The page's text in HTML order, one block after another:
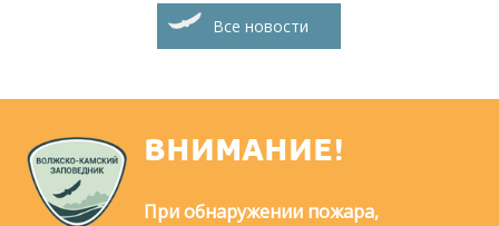
Все новости
ВНИМАНИЕ!
При обнаружении пожара,